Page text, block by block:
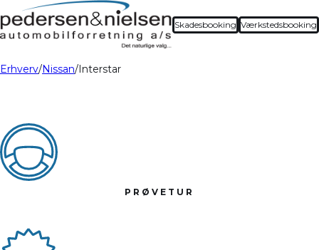
Skadesbooking Værkstedsbooking
Erhverv Nissan Interstar
PRØVETUR